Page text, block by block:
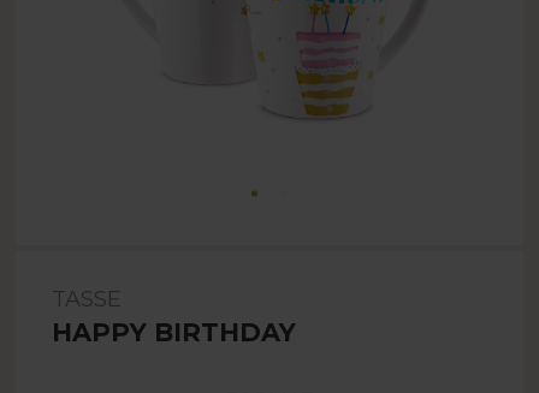
TASSE
HAPPY BIRTHDAY